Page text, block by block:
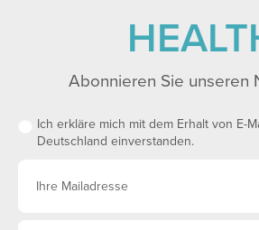
Abonnieren Sie unseren
Ich erkläre mich mit dem Erhalt von E-
Deutschland einverstanden.